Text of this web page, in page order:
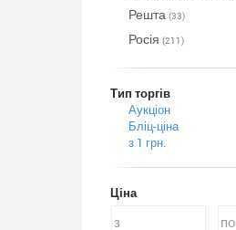
Решта (33)
Росія (211)
Тип торгів
Аукціон
Бліц-ціна
з 1 грн.
Ціна